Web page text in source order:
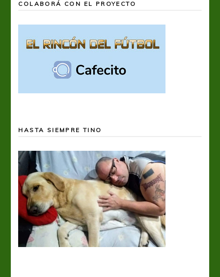
COLABORÁ CON EL PROYECTO
HASTA SIEMPRE TINO